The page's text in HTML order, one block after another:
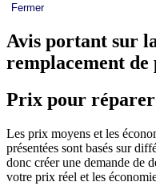
Fermer
Avis portant sur
remplacement de
Prix pour
Les prix moyens et les
présentées sont basés sur
donc créer une demande de
votre prix réel et les